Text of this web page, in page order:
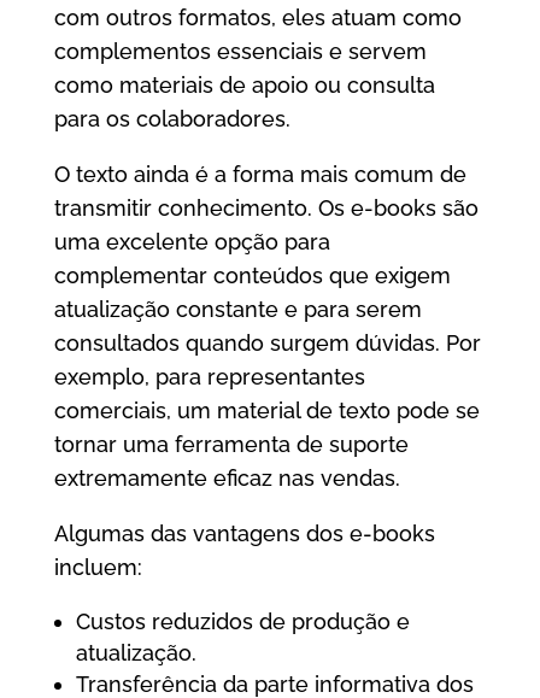
com outros formatos, eles atuam como
complementos essenciais e servem
como materiais de apoio ou consulta
para os colaboradores.
O texto ainda é a forma mais comum de
transmitir conhecimento. Os e-books são
uma excelente opção para
complementar conteúdos que exigem
atualização constante e para serem
consultados quando surgem dúvidas. Por
exemplo, para representantes
comerciais, um material de texto pode se
tornar uma ferramenta de suporte
extremamente eficaz nas vendas.
Algumas das vantagens dos e-books
incluem:
Custos reduzidos de produção e
atualização.
Transferência da parte informativa dos